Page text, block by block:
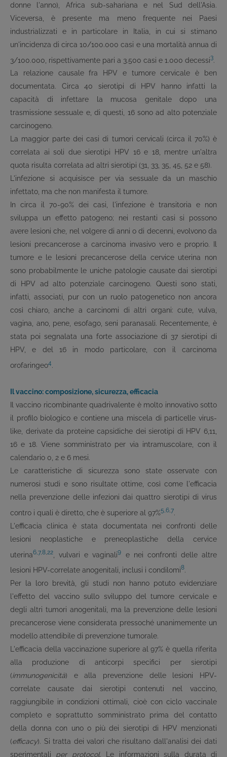
donne l'anno), Africa sub-sahariana e nel Sud dell'Asia.
Viceversa, è presente ma meno frequente nei Paesi
industrializzati e in particolare in Italia, in cui si stimano
un'incidenza di circa 10/100.000 casi e una mortalità annua di
3/100.000, rispettivamente pari a 3.500 casi e 1.000 decessi3.
La relazione causale fra HPV e tumore cervicale è ben
documentata. Circa 40 sierotipi di HPV hanno infatti la
capacità di infettare la mucosa genitale dopo una
trasmissione sessuale e, di questi, 16 sono ad alto potenziale
carcinogeno.
La maggior parte dei casi di tumori cervicali (circa il 70%) è
correlata ai soli due sierotipi HPV 16 e 18, mentre un'altra
quota risulta correlata ad altri sierotipi (31, 33, 35, 45, 52 e 58).
L'infezione si acquisisce per via sessuale da un maschio
infettato, ma che non manifesta il tumore.
In circa il 70-90% dei casi, l'infezione è transitoria e non
sviluppa un effetto patogeno; nei restanti casi si possono
avere lesioni che, nel volgere di anni o di decenni, evolvono da
lesioni precancerose a carcinoma invasivo vero e proprio. Il
tumore e le lesioni precancerose della cervice uterina non
sono probabilmente le uniche patologie causate dai sierotipi
di HPV ad alto potenziale carcinogeno. Questi sono stati,
infatti, associati, pur con un ruolo patogenetico non ancora
così chiaro, anche a carcinomi di altri organi: cute, vulva,
vagina, ano, pene, esofago, seni paranasali. Recentemente, è
stata poi segnalata una forte associazione di 37 sierotipi di
HPV, e del 16 in modo particolare, con il carcinoma
orofaringeo4.
Il vaccino: composizione, sicurezza, efficacia
Il vaccino ricombinante quadrivalente è molto innovativo sotto
il profilo biologico e contiene una miscela di particelle virus-
like, derivate da proteine capsidiche dei sierotipi di HPV 6,11,
16 e 18. Viene somministrato per via intramuscolare, con il
calendario 0, 2 e 6 mesi.
Le caratteristiche di sicurezza sono state osservate con
numerosi studi e sono risultate ottime, così come l'efficacia
nella prevenzione delle infezioni dai quattro sierotipi di virus
contro i quali è diretto, che è superiore al 97%5,6,7.
L'efficacia clinica è stata documentata nei confronti delle
lesioni neoplastiche e preneoplastiche della cervice
uterina6,7,8 22 , vulvari e vaginali9 e nei confronti delle altre
lesioni HPV-correlate anogenitali, inclusi i condilomi8.
Per la loro brevità, gli studi non hanno potuto evidenziare
l'effetto del vaccino sullo sviluppo del tumore cervicale e
degli altri tumori anogenitali, ma la prevenzione delle lesioni
precancerose viene considerata pressoché unanimemente un
modello attendibile di prevenzione tumorale.
L'efficacia della vaccinazione superiore al 97% è quella riferita
alla produzione di anticorpi specifici per sierotipi
(immunogenicità) e alla prevenzione delle lesioni HPV-
correlate causate dai sierotipi contenuti nel vaccino,
raggiungibile in condizioni ottimali, cioè con ciclo vaccinale
completo e soprattutto somministrato prima del contatto
della donna con uno o più dei sierotipi di HPV menzionati
(efficacy). Si tratta dei valori che risultano dall'analisi dei dati
sperimentali per protocol. Le informazioni sulla durata di